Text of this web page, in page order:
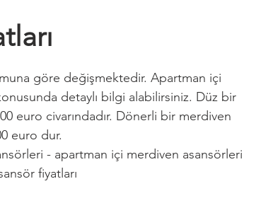
göre değişmektedir. Apartman içi
detaylı bilgi alabilirsiniz. Düz bir
euro civarındadır. Dönerli bir merdiven
euro dur.
- apartman içi merdiven asansörleri
fiyatları